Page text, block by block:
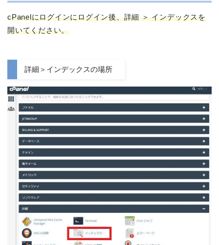
cPanelにログインにログイン後、詳細 ＞ インデックスを
開いてください。
詳細＞インデックスの場所